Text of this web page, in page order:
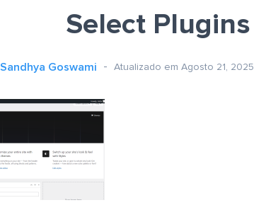
Select Plugins
Sandhya Goswami Atualizado em Agosto 21, 2025